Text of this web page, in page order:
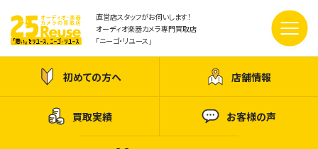
直営店スタッフがお伺いします！
オーディオ楽器カメラ専門買取店
「ニーゴ・リユース」
初めての方へ 店舗情報
買取実績 お客様の声